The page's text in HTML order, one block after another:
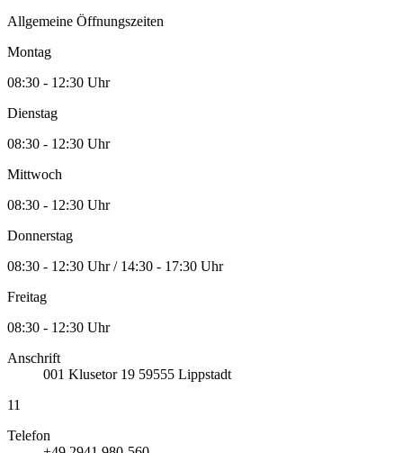
Allgemeine Öffnungszeiten
Montag
08:30 - 12:30 Uhr
Dienstag
08:30 - 12:30 Uhr
Mittwoch
08:30 - 12:30 Uhr
Donnerstag
08:30 - 12:30 Uhr / 14:30 - 17:30 Uhr
Freitag
08:30 - 12:30 Uhr
Anschrift
001 Klusetor 19 59555 Lippstadt
11
Telefon